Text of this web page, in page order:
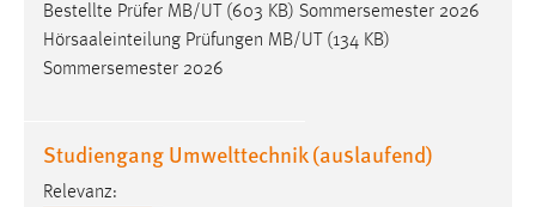
Bestellte Prüfer MB/UT (603 KB) Sommersemester 2026
Hörsaaleinteilung Prüfungen MB/UT (134 KB)
Sommersemester 2026
Studiengang Umwelttechnik (auslaufend)
Relevanz:
Zweck:
Conversion-Tracking